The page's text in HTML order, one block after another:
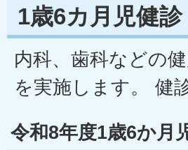
1歳6カ月児健診
内科、歯科などの
を実施します。 健
令和8年度1歳6か月